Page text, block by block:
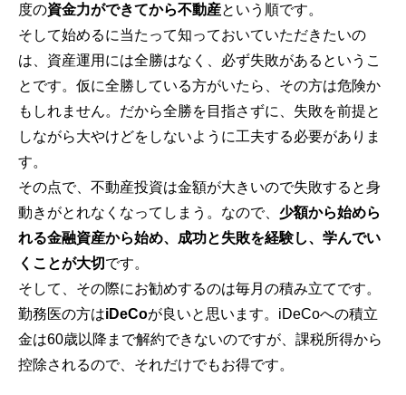
度の資金力ができてから不動産という順です。
そして始めるに当たって知っておいていただきたいの
は、資産運用には全勝はなく、必ず失敗があるというこ
とです。仮に全勝している方がいたら、その方は危険か
もしれません。だから全勝を目指さずに、失敗を前提と
しながら大やけどをしないように工夫する必要がありま
す。
その点で、不動産投資は金額が大きいので失敗すると身
動きがとれなくなってしまう。なので、 少額から始めら
れる金融資産から始め、成功と失敗を経験し、学んでい
くことが大切です。
そして、その際にお勧めするのは毎月の積み立てです。
勤務医の方はiDeCoが良いと思います。iDeCoへの積立
金は60歳以降まで解約できないのですが、課税所得から
控除されるので、それだけでもお得です。